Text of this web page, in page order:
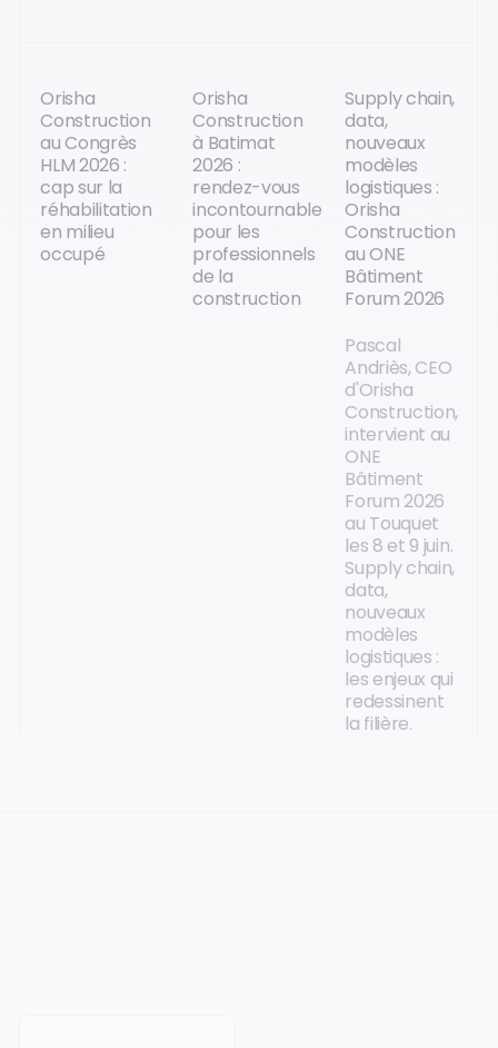
Orisha
Construction
au Congrès
HLM 2026 :
cap sur la
réhabilitation
en milieu
occupé
Orisha
Construction
à Batimat
2026 :
rendez-vous
incontournable
pour les
professionnels
de la
construction
Supply chain,
data,
nouveaux
modèles
logistiques :
Orisha
Construction
au ONE
Bâtiment
Forum 2026
Pascal
Andriès, CEO
d'Orisha
Construction,
intervient au
ONE
Bâtiment
Forum 2026
au Touquet
les 8 et 9 juin.
Supply chain,
data,
nouveaux
modèles
logistiques :
les enjeux qui
redessinent
la filière.